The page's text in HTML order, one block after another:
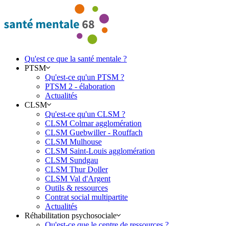
Qu'est ce que la santé mentale ?
PTSM
Qu'est-ce qu'un PTSM ?
PTSM 2 - élaboration
Actualités
CLSM
Qu'est-ce qu'un CLSM ?
CLSM Colmar agglomération
CLSM Guebwiller - Rouffach
CLSM Mulhouse
CLSM Saint-Louis agglomération
CLSM Sundgau
CLSM Thur Doller
CLSM Val d'Argent
Outils & ressources
Contrat social multipartite
Actualités
Réhabilitation psychosociale